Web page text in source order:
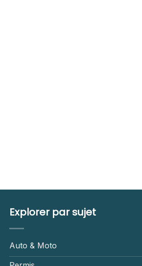
Explorer par sujet
Auto & Moto